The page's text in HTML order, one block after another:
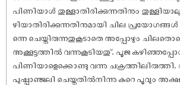
പിണിയാൾ തുള്ളാതിരിക്കുന്നതിനും
ഴിയാതിരിക്കുന്നതിനുമായി ചില പ്രയോഗങ്ങൾ
ന്നെ ചെയ്തിരുന്നതുകൂടാതെ അപ്പോഴും
അക്കൂട്ടത്തിൽ വന്നുകൂടിയതു്. പൂജ
പിണിയാളെക്കൊണ്ടു വന്നു ചക്രത്തിലിരുത്തി.
പു‌ഷ്പാഞ്ജലി ചെയ്തതിൽനിന്നു കുറെ പൂവും